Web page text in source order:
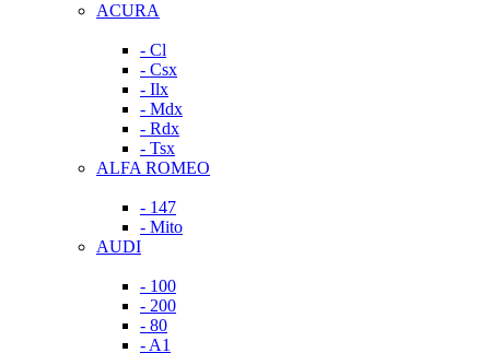
ACURA
- Cl
- Csx
- Ilx
- Mdx
- Rdx
- Tsx
ALFA ROMEO
- 147
- Mito
AUDI
- 100
- 200
- 80
- A1